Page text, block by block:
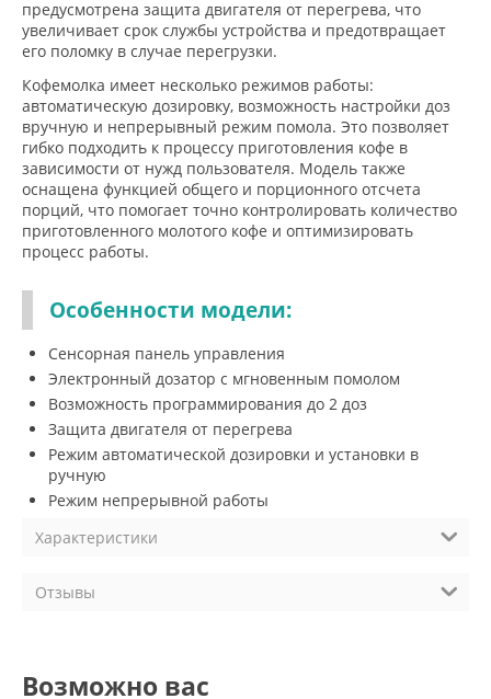
предусмотрена защита двигателя от перегрева, что
увеличивает срок службы устройства и предотвращает
его поломку в случае перегрузки.
Кофемолка имеет несколько режимов работы:
автоматическую дозировку, возможность настройки доз
вручную и непрерывный режим помола. Это позволяет
гибко подходить к процессу приготовления кофе в
зависимости от нужд пользователя. Модель также
оснащена функцией общего и порционного отсчета
порций, что помогает точно контролировать количество
приготовленного молотого кофе и оптимизировать
процесс работы.
Особенности модели:
Сенсорная панель управления
Электронный дозатор с мгновенным помолом
Возможность программирования до 2 доз
Защита двигателя от перегрева
Режим автоматической дозировки и установки в
ручную
Режим непрерывной работы
Характеристики
Отзывы
Возможно вас